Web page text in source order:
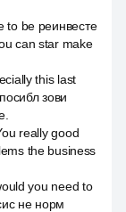
to be реинвесте
can star make
this last
зови
really good
the business
you need to
не норм